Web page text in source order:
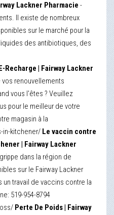
Lackner Pharmacie -
Il existe de nombreux
sur le marché pour la
des antibiotiques, des
Recharge | Fairway Lackner
renouvellements
vous l'êtes ? Veuillez
pour le meilleur de votre
magasin à la
in-kitchener/ Le vaccin contre
| Fairway Lackner
dans la région de
sur le Fairway Lackner
un travail de vaccins contre la
519-954-8794
Perte De Poids | Fairway